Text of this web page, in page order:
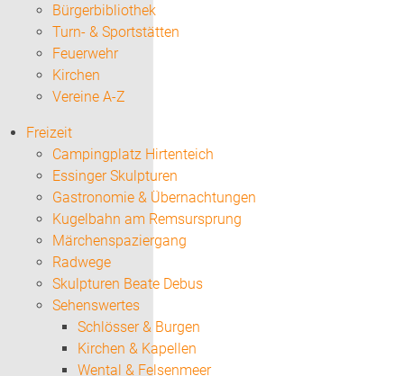
Bürgerbibliothek
Turn- & Sportstätten
Feuerwehr
Kirchen
Vereine A-Z
Freizeit
Campingplatz Hirtenteich
Essinger Skulpturen
Gastronomie & Übernachtungen
Kugelbahn am Remsursprung
Märchenspaziergang
Radwege
Skulpturen Beate Debus
Sehenswertes
Schlösser & Burgen
Kirchen & Kapellen
Wental & Felsenmeer